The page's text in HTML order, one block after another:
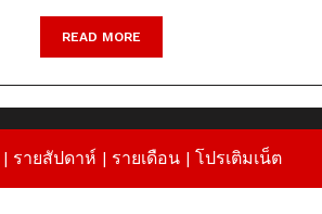
READ MOREREAD
MORE
รายสัปดาห์ | รายเดือน | โปรเติมเน็ต